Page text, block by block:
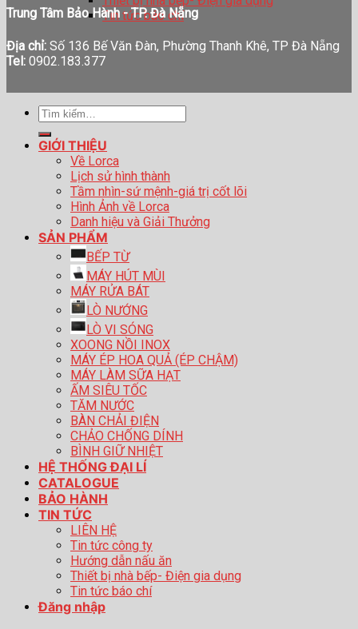
Tin tức báo chí
Trung Tâm Bảo Hành - TP. Đà Nẵng
Địa chỉ: Số 136 Bế Văn Đàn, Phường Thanh Khê, TP Đà Nẵng
Tel: 0902.183.377
Tìm
kiếm:
GIỚI THIỆU
Về Lorca
Lịch sử hình thành
Tầm nhìn-sứ mệnh-giá trị cốt lõi
Hình Ảnh về Lorca
Danh hiệu và Giải Thưởng
SẢN PHẨM
BẾP TỪ
MÁY HÚT MÙI
MÁY RỬA BÁT
LÒ NƯỚNG
LÒ VI SÓNG
XOONG NỒI INOX
MÁY ÉP HOA QUẢ (ÉP CHẬM)
MÁY LÀM SỮA HẠT
ẤM SIÊU TỐC
TĂM NƯỚC
BÀN CHẢI ĐIỆN
CHẢO CHỐNG DÍNH
BÌNH GIỮ NHIỆT
HỆ THỐNG ĐẠI LÍ
CATALOGUE
BẢO HÀNH
TIN TỨC
LIÊN HỆ
Tin tức công ty
Hướng dẫn nấu ăn
Thiết bị nhà bếp- Điện gia dụng
Tin tức báo chí
Đăng nhập